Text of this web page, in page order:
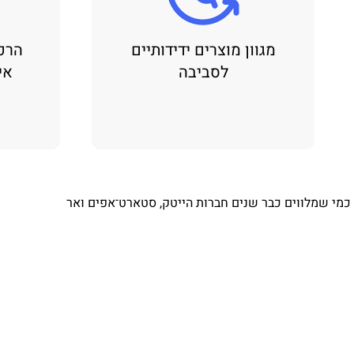
מגוון מוצרים ידידותיים
לסביבה
⁨ כמי שמלווים כבר שנים חברות הייטק, סטארט־אפים ואר